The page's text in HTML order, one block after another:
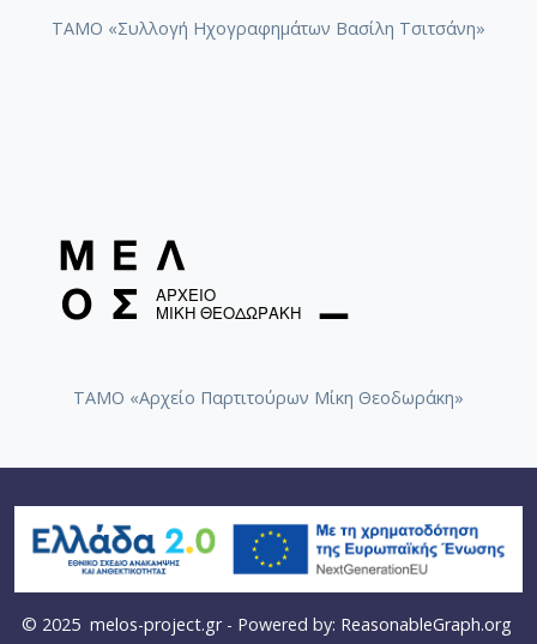
ΤΑΜΟ «Συλλογή Ηχογραφημάτων Βασίλη Τσιτσάνη»
ΤΑΜΟ «Αρχείο Παρτιτούρων Μίκη Θεοδωράκη»
© 2025 melos-project.gr- Powered by: ReasonableGraph.org